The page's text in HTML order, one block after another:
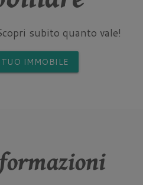
subito quanto vale!
IMMOBILE